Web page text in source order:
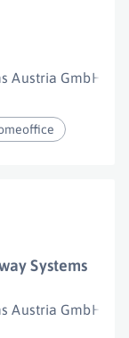
Austria GmbH
Systems
Austria GmbH